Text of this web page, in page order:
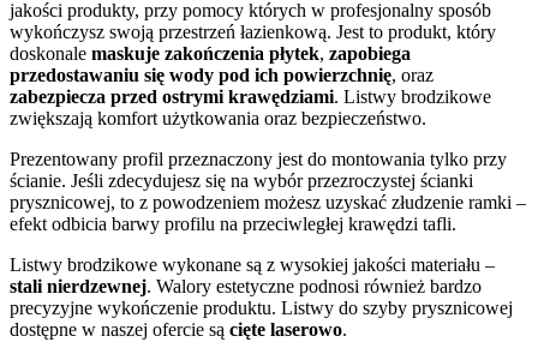
jakości produkty, przy pomocy których w profesjonalny sposób
wykończysz swoją przestrzeń łazienkową. Jest to produkt, który
doskonale maskuje zakończenia płytek, zapobiega
przedostawaniu się wody pod ich powierzchnię, oraz
zabezpiecza przed ostrymi krawędziami. Listwy brodzikowe
zwiększają komfort użytkowania oraz bezpieczeństwo.
Prezentowany profil przeznaczony jest do montowania tylko przy
ścianie. Jeśli zdecydujesz się na wybór przezroczystej ścianki
prysznicowej, to z powodzeniem możesz uzyskać złudzenie ramki –
efekt odbicia barwy profilu na przeciwległej krawędzi tafli.
Listwy brodzikowe wykonane są z wysokiej jakości materiału –
stali nierdzewnej. Walory estetyczne podnosi również bardzo
precyzyjne wykończenie produktu. Listwy do szyby prysznicowej
dostępne w naszej ofercie są cięte laserowo.